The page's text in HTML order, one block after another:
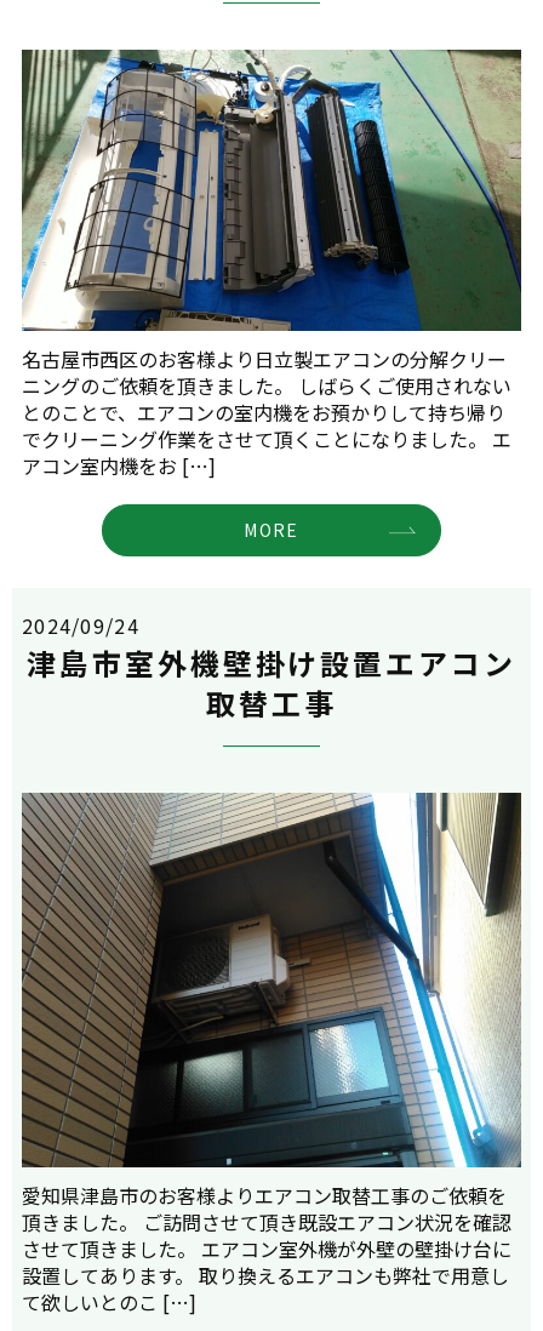
名古屋市西区のお客様より日立製エアコンの分解クリー
ニングのご依頼を頂きました。 しばらくご使用されない
とのことで、エアコンの室内機をお預かりして持ち帰り
でクリーニング作業をさせて頂くことになりました。 エ
アコン室内機をお […]
MORE
2024/09/24
津島市室外機壁掛け設置エアコン
取替工事
愛知県津島市のお客様よりエアコン取替工事のご依頼を
頂きました。 ご訪問させて頂き既設エアコン状況を確認
させて頂きました。 エアコン室外機が外壁の壁掛け台に
設置してあります。 取り換えるエアコンも弊社で用意し
て欲しいとのこ […]